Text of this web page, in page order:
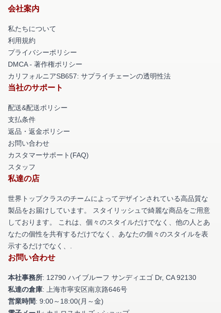
会社案内
私たちについて
利用規約
プライバシーポリシー
DMCA - 著作権ポリシー
カリフォルニアSB657: サプライチェーンの透明性法
当社のサポート
配送&配送ポリシー
支払条件
返品・返金ポリシー
お問い合わせ
カスタマーサポート(FAQ)
スタッフ
私達の店
世界トップクラスのチームによってデザインされている高品質な
製品をお届けしています。 スタイリッシュで綺麗な商品をご用意
しております。 これは、個々のスタイルだけでなく、他の人とあ
なたの個性を共有するだけでなく、あなたの個々のスタイルを表
示するだけでなく、.
お問い合わせ
本社事務所: 12790 ハイブルーフ サンディエゴ Dr, CA 92130
私達の倉庫: 上海市寧安区南京路646号
営業時間: 9:00～18:00(月～金)